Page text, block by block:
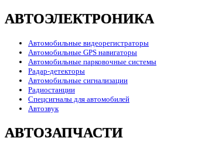
АВТОЭЛЕКТРОНИКА
Автомобильные видеорегистраторы
Автомобильные GPS навигаторы
Автомобильные парковочные системы
Радар-детекторы
Автомобильные сигнализации
Радиостанции
Спецсигналы для автомобилей
Автозвук
АВТОЗАПЧАСТИ